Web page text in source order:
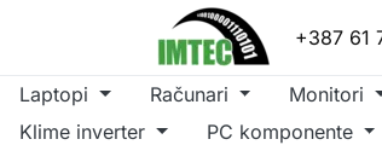
+387 61
Laptopi Računari Monitori
Klime inverter
PC komponente